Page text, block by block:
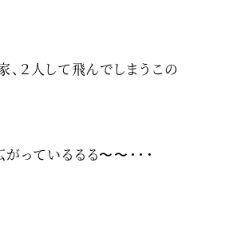
、２人して飛んでしまうこの
っているるる〜〜・・・